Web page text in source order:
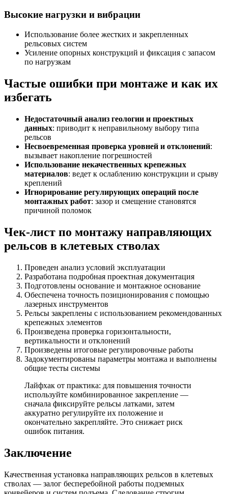
Высокие нагрузки и вибрации
Использование более жестких и закрепленных
рельсовых систем
Усиление опорных конструкций и фиксация с запасом
по нагрузкам
Частые ошибки при монтаже и как их
избегать
Недостаточный анализ геологии и проектных
данных: приводит к неправильному выбору типа
рельсов
Несвоевременная проверка уровней и отклонений:
вызывает накопление погрешностей
Использование некачественных крепежных
материалов: ведет к ослаблению конструкции и срыву
креплений
Игнорирование регулирующих операций после
монтажных работ: зазор и смещение становятся
причиной поломок
Чек-лист по монтажу направляющих
рельсов в клетевых стволах
Проведен анализ условий эксплуатации
Разработана подробная проектная документация
Подготовлены основание и монтажное основание
Обеспечена точность позиционирования с помощью
лазерных инструментов
Рельсы закреплены с использованием рекомендованных
крепежных элементов
Произведена проверка горизонтальности,
вертикальности и отклонений
Произведены итоговые регулировочные работы
Задокументированы параметры монтажа и выполнены
общие тесты системы
Лайфхак от практика: для повышения точности
используйте комбинированное закрепление —
сначала фиксируйте рельсы латками, затем
аккуратно регулируйте их положение и
окончательно закрепляйте. Это снижает риск
ошибок питания.
Заключение
Качественная установка направляющих рельсов в клетевых
стволах — залог бесперебойной работы подземных